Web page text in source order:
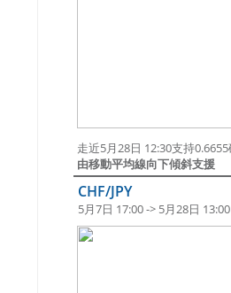
走近5月28日 12:30支持
由移動平均線向下傾斜支援
CHF/JPY
5月7日 17:00 -> 5月28日 13:00